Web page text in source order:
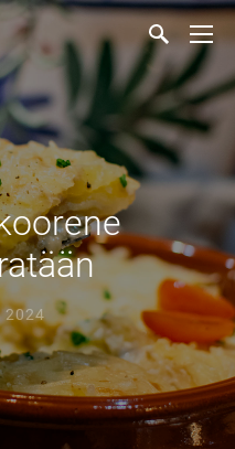
2024